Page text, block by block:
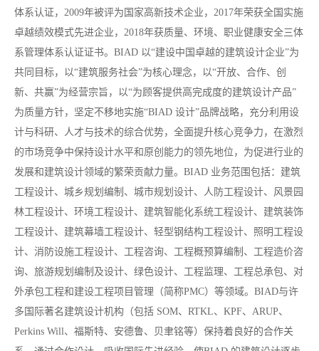
体系认证，2009年被评为国家高新技术企业，2017年荣获全国实施
卓越绩效模式先进企业，2018年获质量、环境、职业健康安全三体
系管理体系认证证书。BIAD 以“建设中国卓越的建筑设计企业”为
共同目标，以“建筑服务社会”为核心理念，以“开放、合作、创
新、共赢”为经营宗旨，以“为顾客提供高完成度的建筑设计产品”
为质量方针，坚定不移地实施“BIAD 设计”品牌战略，充分利用设
计与科研、人才与技术的综合优势，全面提升核心竞争力，在激烈
的市场竞争中保持设计水平和原创能力的领先地位，为促进行业的
发展和建筑设计领域的繁荣贡献力量。BIAD 业务范围包括：建筑
工程设计、城乡规划编制、城市规划设计、人防工程设计、风景园
林工程设计、环境工程设计、建筑智能化系统工程设计、建筑装饰
工程设计、建筑幕墙工程设计、轻型钢结构工程设计、照明工程设
计、消防设施工程设计、工程咨询、工程概预算编制、工程造价咨
询、旅游规划编制及设计、绿色设计、工程监理、工程总承包、对
外承包工程和建设工程项目管理（简称PMC）等领域。BIAD与许
多国际著名建筑设计机构（包括 SOM、RTKL、KPF、ARUP、
Perkins Will、福斯特、安德鲁、贝聿铭等）保持着良好的合作关